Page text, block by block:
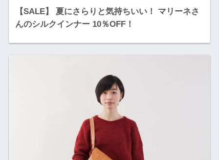
【SALE】 夏にさらりと気持ちいい！ マリーネさ
んのシルクインナー 10％OFF！